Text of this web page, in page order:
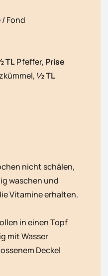
Fond
TLPfeffer, Prise
½ TL
nicht schälen,
waschen und
Vitamine erhalten.
in einen Topf
mit Wasser
Deckel